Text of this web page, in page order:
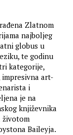
Zlatnom
najboljeg
globus u
te godinu
kategorije,
art-
i
je na
književnika
životom
Baileyja.